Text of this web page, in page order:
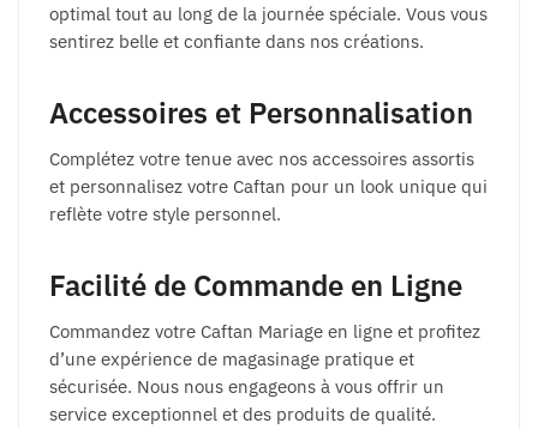
optimal tout au long de la journée spéciale. Vous vous
sentirez belle et confiante dans nos créations.
Accessoires et Personnalisation
Complétez votre tenue avec nos accessoires assortis
et personnalisez votre Caftan pour un look unique qui
reflète votre style personnel.
Facilité de Commande en Ligne
Commandez votre Caftan Mariage en ligne et profitez
d’une expérience de magasinage pratique et
sécurisée. Nous nous engageons à vous offrir un
service exceptionnel et des produits de qualité.